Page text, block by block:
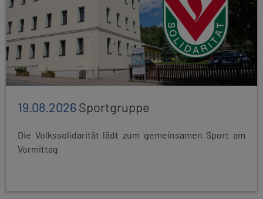
19.08.2026Sportgruppe
Die Volkssolidarität lädt zum gemeinsamen Sport am
Vormittag